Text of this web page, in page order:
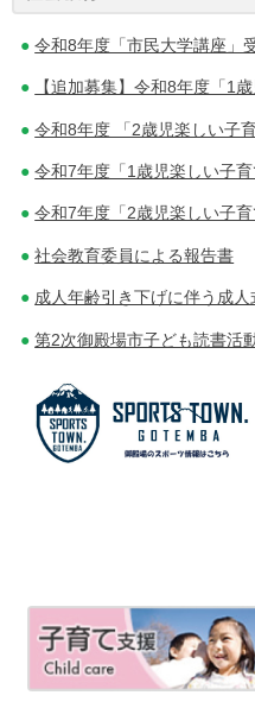
ナ
ビ
ゲ
ー
シ
ョ
令和8年度「市民大学講座」
【追加募集】令和8年度「1
令和8年度 「2歳児楽しい子
令和7年度「1歳児楽しい子
令和7年度「2歳児楽しい子
社会教育委員による報告書
成人年齢引き下げに伴う成
第2次御殿場市子ども読書活